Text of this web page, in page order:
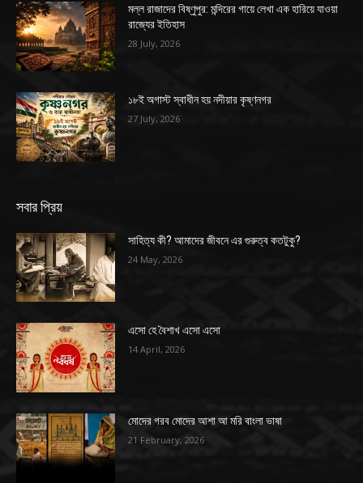
মল্ল রাজাদের বিষ্ণুপুর: মন্দিরের গায়ে লেখা এক হারিয়ে যাওয়া
রাজ্যের ইতিহাস
28 July, 2026
১৮ই অগাস্ট স্বাধীন হয় নদীয়ার কৃষ্ণনগর
27 July, 2026
সবার প্রিয়
সাহিত্য কী? আমাদের জীবনে এর গুরুত্ব কতটুকু?
24 May, 2026
এসো হে বৈশাখ এসো এসো
14 April, 2026
মোদের গরব মোদের আশা আ মরি বাংলা ভাষা
21 February, 2026